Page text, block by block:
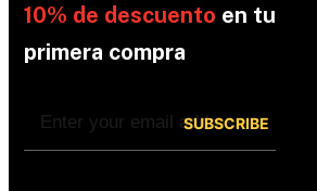
10% de descuento en tu
primera compra